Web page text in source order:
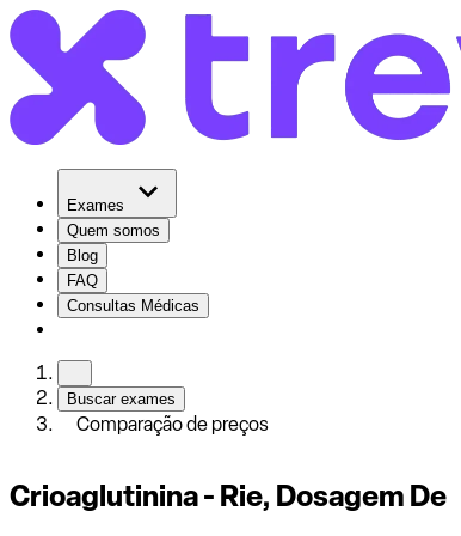
Exames
Quem somos
Blog
FAQ
Consultas Médicas
Buscar exames
Comparação de preços
Crioaglutinina - Rie, Dosagem De